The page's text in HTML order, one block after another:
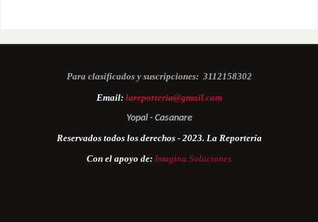
Para clasificados y suscripciones: 3112158302
Email: lareporteria@gmail.com
Yopal - Casanare
Reservados todos los derechos - 2023. La Reportería
Con el apoyo de: Imagina Soluciones